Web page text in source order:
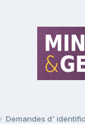
Demandes d'